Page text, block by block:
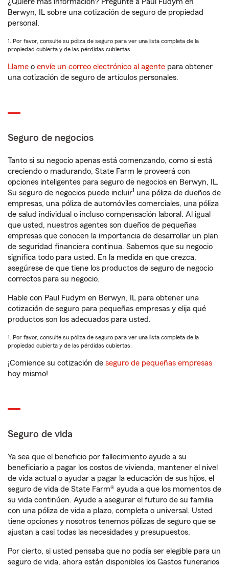
Berwyn, IL sobre una cotización de seguro de propiedad
personal.
1. Por favor, consulte su póliza de seguro para ver una lista completa de la
propiedad cubierta y de las pérdidas cubiertas.
Llame o envíe un correo electrónico al agente para obtener
una cotización de seguro de artículos personales.
Seguro de negocios
Tanto si su negocio apenas está comenzando, como si está
creciendo o madurando, State Farm le proveerá con
opciones inteligentes para seguro de negocios en Berwyn, IL.
Su seguro de negocios puede incluir1 una póliza de dueños de
empresas, una póliza de automóviles comerciales, una póliza
de salud individual o incluso compensación laboral. Al igual
que usted, nuestros agentes son dueños de pequeñas
empresas que conocen la importancia de desarrollar un plan
de seguridad financiera continua. Sabemos que su negocio
significa todo para usted. En la medida en que crezca,
asegúrese de que tiene los productos de seguro de negocio
correctos para su negocio.
Hable con Paul Fudym en Berwyn, IL para obtener una
cotización de seguro para pequeñas empresas y elija qué
productos son los adecuados para usted.
1. Por favor, consulte su póliza de seguro para ver una lista completa de la
propiedad cubierta y de las pérdidas cubiertas.
¡Comience su cotización de seguro de pequeñas empresas
hoy mismo!
Seguro de vida
Ya sea que el beneficio por fallecimiento ayude a su
beneficiario a pagar los costos de vivienda, mantener el nivel
de vida actual o ayudar a pagar la educación de sus hijos, el
seguro de vida de State Farm® ayuda a que los momentos de
su vida continúen. Ayude a asegurar el futuro de su familia
con una póliza de vida a plazo, completa o universal. Usted
tiene opciones y nosotros tenemos pólizas de seguro que se
ajustan a casi todas las necesidades y presupuestos.
Por cierto, si usted pensaba que no podía ser elegible para un
seguro de vida, ahora están disponibles los Gastos funerarios